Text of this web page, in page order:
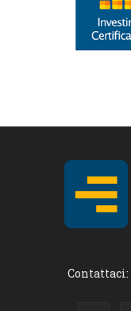
Contattaci: